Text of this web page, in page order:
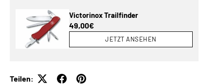
Victorinox Trailfinder
Normaler Preis
49,00€
JETZT ANSEHEN
Teilen: